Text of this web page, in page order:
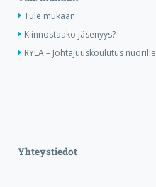
Tule mukaan
Kiinnostaako jäsenyys?
RYLA – Johtajuuskoulutus nuorille
Yhteystiedot